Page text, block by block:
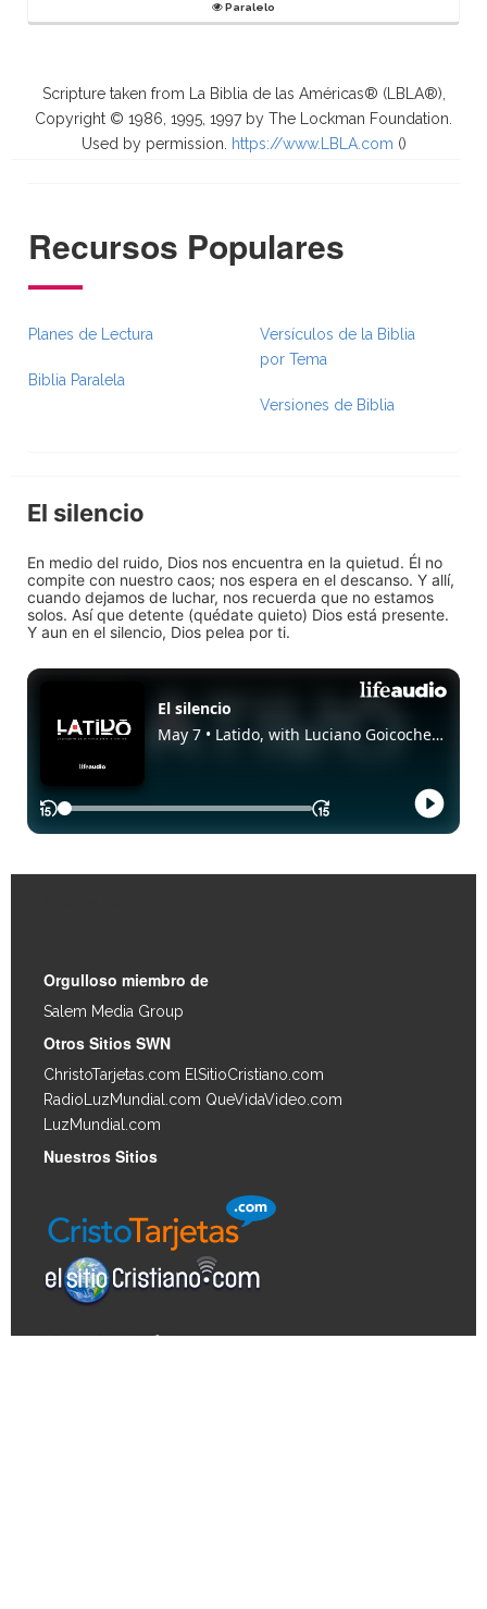
Paralelo
Scripture taken from La Biblia de las Américas® (LBLA®),
Copyright © 1986, 1995, 1997 by The Lockman Foundation.
Used by permission.
https://www.LBLA.com ()
Recursos Populares
Planes de Lectura
Biblia Paralela
Versículos de la Biblia
por Tema
Versiones de Biblia
El silencio
En medio del ruido, Dios nos encuentra en la quietud. Él no
compite con nuestro caos; nos espera en el descanso. Y allí,
cuando dejamos de luchar, nos recuerda que no estamos
solos. Así que detente (quédate quieto) Dios está presente.
Y aun en el silencio, Dios pelea por ti.
Orgulloso miembro de
Salem Media Group
Otros Sitios SWN
ChristoTarjetas.com ElSitioCristiano.com
RadioLuzMundial.com QueVidaVideo.com
LuzMundial.com
Nuestros Sitios